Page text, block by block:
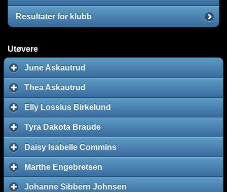
Resultater for klubb
Utøvere
June Askautrud
Thea Askautrud
Elly Lossius Birkelund
Tyra Dakota Braude
Daisy Isabelle Commins
Marthe Engebretsen
Johanne Sibbern Johnsen